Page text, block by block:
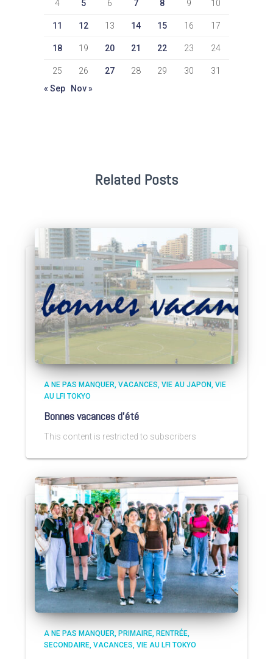
4 5 6 7 8 9 10
11 12 13 14 15 16 17
18 19 20 21 22 23 24
25 26 27 28 29 30
31
« Sep
Nov »
Related Posts
A NE PAS MANQUER VACANCES VIE AU JAPON VIE
AU LFI TOKYO
Bonnes vacances d’été
This content is restricted to subscribers
A NE PAS MANQUER PRIMAIRE RENTRÉE
SECONDAIRE VACANCES VIE AU LFI TOKYO